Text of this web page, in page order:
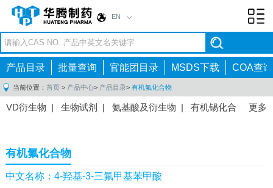
EN
产品目录 批量查询 官能团目录 MSDS下载 COA查询
当前位置： 首页 > 产品中心> 产品目录> 有机氟化合物
更多
VD衍生物 | 生物试剂 | 氨基酸及衍生物 | 有机锡化合
间体|抗高血压药物中间体
感染药物中间体|
体 |抗精神病药物中间体|抗炎药物中间体
有机氟化合物
中文名称：4-羟基-3-三氟甲基苯甲酸